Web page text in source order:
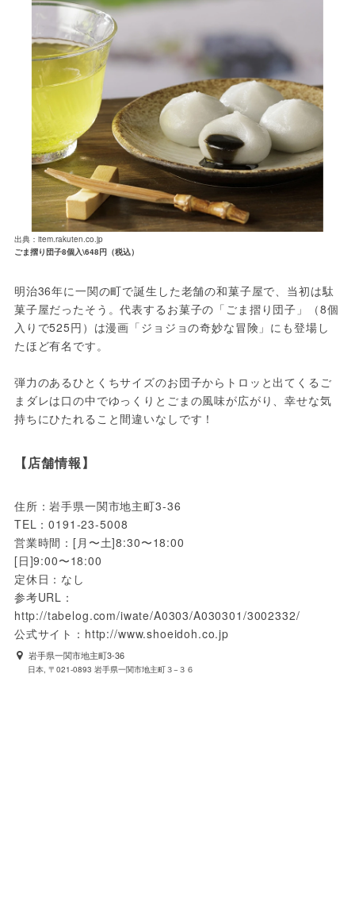
出典：item.rakuten.co.jp
ごま摺り団子8個入\648円（税込）
明治36年に一関の町で誕生した老舗の和菓子屋で、当初は駄
菓子屋だったそう。代表するお菓子の「ごま摺り団子」（8個
入りで525円）は漫画「ジョジョの奇妙な冒険」にも登場し
たほど有名です。
弾力のあるひとくちサイズのお団子からトロッと出てくるご
まダレは口の中でゆっくりとごまの風味が広がり、幸せな気
持ちにひたれること間違いなしです！
【店舗情報】
住所：岩手県一関市地主町3-36
TEL：0191-23-5008
営業時間：[月〜土]8:30〜18:00
[日]9:00〜18:00
定休日：なし
参考URL：
http://tabelog.com/iwate/A0303/A030301/3002332/
公式サイト：http://www.shoeidoh.co.jp
岩手県一関市地主町3-36
日本, 〒021-0893 岩手県一関市地主町３−３６